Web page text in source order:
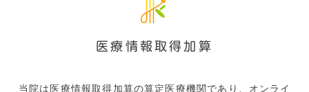
医療情報取得加算
当院は医療情報取得加算の算定医療機関であり、オンライ